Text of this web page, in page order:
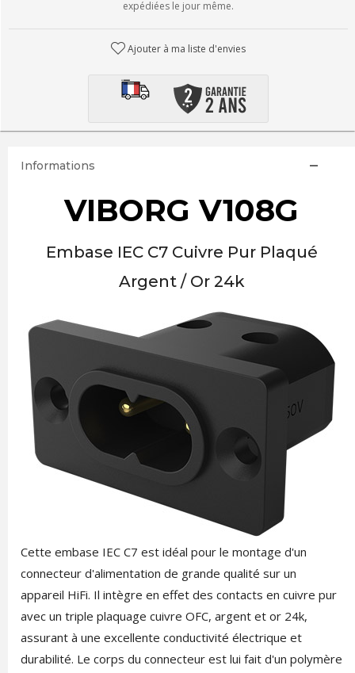
expédiées le jour même.
Ajouter à ma liste d'envies
Informations
VIBORG V108G
Embase IEC C7 Cuivre Pur Plaqué
Argent / Or 24k
Cette embase IEC C7 est idéal pour le montage d'un
connecteur d'alimentation de grande qualité sur un
appareil HiFi. Il intègre en effet des contacts en cuivre pur
avec un triple plaquage cuivre OFC, argent et or 24k,
assurant à une excellente conductivité électrique et
durabilité. Le corps du connecteur est lui fait d'un polymère